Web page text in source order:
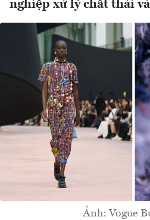
nghiệp xử lý chất thải
Ảnh: Vogue